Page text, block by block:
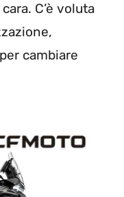
C’è voluta
cambiare